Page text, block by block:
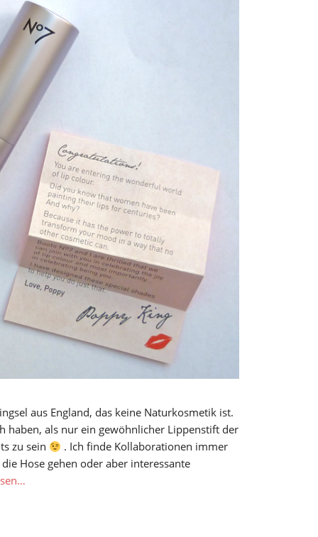
aus England, das keine Naturkosmetik ist.
haben, als nur ein gewöhnlicher Lippenstift der
zu sein
. Ich finde Kollaborationen immer
Hose gehen oder aber interessante